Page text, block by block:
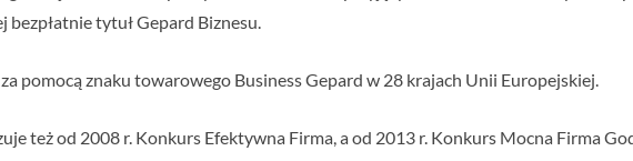
tytuł Gepard Biznesu.
pomocą znaku towarowego Business Gepard w 28 krajach Unii Europejskiej.
też od 2008 r. Konkurs Efektywna Firma, a od 2013 r. Konkurs Mocna Firma